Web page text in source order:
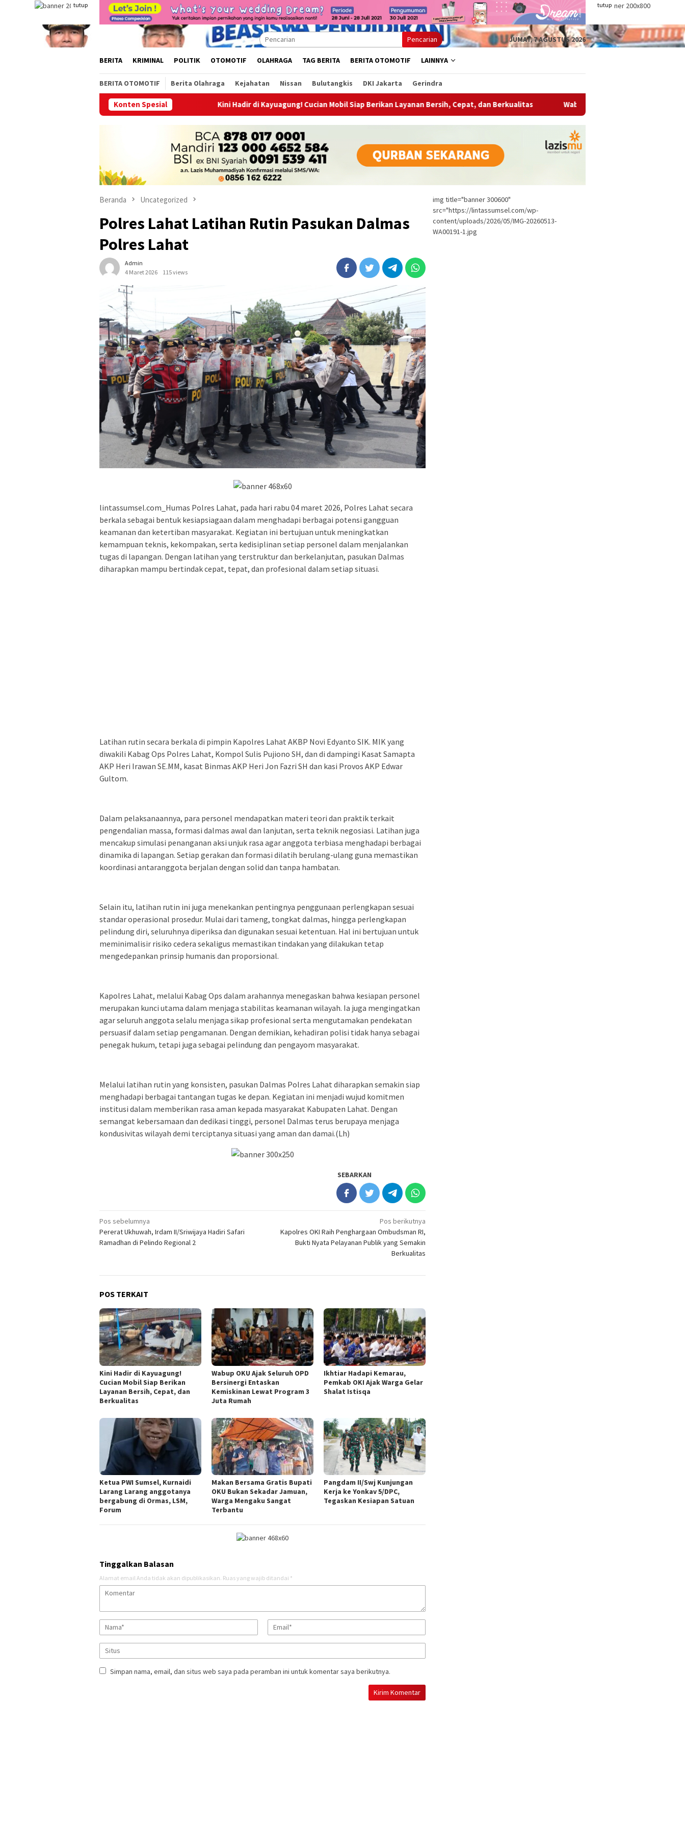
tutup tutup
Pencarian JUMAT, 7 AGUSTUS 2026
BERITA KRIMINAL POLITIK OTOMOTIF OLAHRAGA TAG BERITA BERITA OTOMOTIF LAINNYA
BERITA OTOMOTIF Berita Olahraga Kejahatan Nissan Bulutangkis DKI Jakarta Gerindra
Konten SpesialKini Hadir di Kayuagung! Cucian Mobil Siap Berikan Layanan Bersih, Cepat, dan Berkualitas Wabup OKU Ajak Seluruh OPD Bersinergi Entaskan
Beranda Uncategorized
Polres Lahat Latihan Rutin Pasukan Dalmas
Polres Lahat
Admin
4 Maret 2026
115 views
lintassumsel.com_Humas Polres Lahat, pada hari rabu 04 maret 2026, Polres Lahat secara
berkala sebagai bentuk kesiapsiagaan dalam menghadapi berbagai potensi gangguan
keamanan dan ketertiban masyarakat. Kegiatan ini bertujuan untuk meningkatkan
kemampuan teknis, kekompakan, serta kedisiplinan setiap personel dalam menjalankan
tugas di lapangan. Dengan latihan yang terstruktur dan berkelanjutan, pasukan Dalmas
diharapkan mampu bertindak cepat, tepat, dan profesional dalam setiap situasi.
Latihan rutin secara berkala di pimpin Kapolres Lahat AKBP Novi Edyanto SIK. MIK yang
diwakili Kabag Ops Polres Lahat, Kompol Sulis Pujiono SH, dan di dampingi Kasat Samapta
AKP Heri Irawan SE.MM, kasat Binmas AKP Heri Jon Fazri SH dan kasi Provos AKP Edwar
Gultom.
Dalam pelaksanaannya, para personel mendapatkan materi teori dan praktik terkait
pengendalian massa, formasi dalmas awal dan lanjutan, serta teknik negosiasi. Latihan juga
mencakup simulasi penanganan aksi unjuk rasa agar anggota terbiasa menghadapi berbagai
dinamika di lapangan. Setiap gerakan dan formasi dilatih berulang-ulang guna memastikan
koordinasi antaranggota berjalan dengan solid dan tanpa hambatan.
Selain itu, latihan rutin ini juga menekankan pentingnya penggunaan perlengkapan sesuai
standar operasional prosedur. Mulai dari tameng, tongkat dalmas, hingga perlengkapan
pelindung diri, seluruhnya diperiksa dan digunakan sesuai ketentuan. Hal ini bertujuan untuk
meminimalisir risiko cedera sekaligus memastikan tindakan yang dilakukan tetap
mengedepankan prinsip humanis dan proporsional.
Kapolres Lahat, melalui Kabag Ops dalam arahannya menegaskan bahwa kesiapan personel
merupakan kunci utama dalam menjaga stabilitas keamanan wilayah. Ia juga mengingatkan
agar seluruh anggota selalu menjaga sikap profesional serta mengutamakan pendekatan
persuasif dalam setiap pengamanan. Dengan demikian, kehadiran polisi tidak hanya sebagai
penegak hukum, tetapi juga sebagai pelindung dan pengayom masyarakat.
Melalui latihan rutin yang konsisten, pasukan Dalmas Polres Lahat diharapkan semakin siap
menghadapi berbagai tantangan tugas ke depan. Kegiatan ini menjadi wujud komitmen
institusi dalam memberikan rasa aman kepada masyarakat Kabupaten Lahat. Dengan
semangat kebersamaan dan dedikasi tinggi, personel Dalmas terus berupaya menjaga
kondusivitas wilayah demi terciptanya situasi yang aman dan damai.(Lh)
SEBARKAN
Navigasi
pos
Pos sebelumnya
Pererat Ukhuwah, Irdam II/Sriwijaya Hadiri Safari
Ramadhan di Pelindo Regional 2
Pos berikutnya
Kapolres OKI Raih Penghargaan Ombudsman RI,
Bukti Nyata Pelayanan Publik yang Semakin
Berkualitas
POS TERKAIT
Kini Hadir di Kayuagung!
Cucian Mobil Siap Berikan
Layanan Bersih, Cepat, dan
Berkualitas
Wabup OKU Ajak Seluruh OPD
Bersinergi Entaskan
Kemiskinan Lewat Program 3
Juta Rumah
Ikhtiar Hadapi Kemarau,
Pemkab OKI Ajak Warga Gelar
Shalat Istisqa
Ketua PWI Sumsel, Kurnaidi
Larang Larang anggotanya
bergabung di Ormas, LSM,
Forum
Makan Bersama Gratis Bupati
OKU Bukan Sekadar Jamuan,
Warga Mengaku Sangat
Terbantu
Pangdam II/Swj Kunjungan
Kerja ke Yonkav 5/DPC,
Tegaskan Kesiapan Satuan
Tinggalkan Balasan
Alamat email Anda tidak akan dipublikasikan. Ruas yang wajib ditandai *
Simpan nama, email, dan situs web saya pada peramban ini untuk komentar saya berikutnya.
img title="banner 300600"
src="https://lintassumsel.com/wp-
content/uploads/2026/05/IMG-20260513-
WA00191-1.jpg